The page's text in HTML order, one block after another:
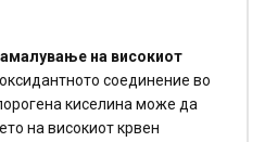
на високиот
соединение во
киселина може да
на високиот крвен